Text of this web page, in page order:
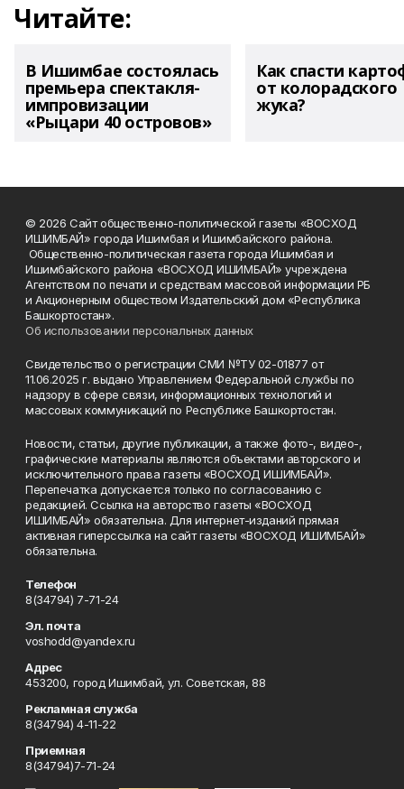
Читайте:
В Ишимбае состоялась
премьера спектакля-
импровизации
«Рыцари 40 островов»
Как спасти
от колорадского
жука?
© 2026 Сайт общественно-политической газеты «ВОСХОД
ИШИМБАЙ» города Ишимбая и Ишимбайского района.
Общественно-политическая газета города Ишимбая и
Ишимбайского района «ВОСХОД ИШИМБАЙ» учреждена
Агентством по печати и средствам массовой информации РБ
и Акционерным обществом Издательский дом «Республика
Башкортостан».
Об использовании персональных данных
Свидетельство о регистрации СМИ №ТУ 02-01877 от
11.06.2025 г. выдано Управлением Федеральной службы по
надзору в сфере связи, информационных технологий и
массовых коммуникаций по Республике Башкортостан.
Новости, статьи, другие публикации, а также фото-, видео-,
графические материалы являются объектами авторского и
исключительного права газеты «ВОСХОД ИШИМБАЙ».
Перепечатка допускается только по согласованию с
редакцией. Ссылка на авторство газеты «ВОСХОД
ИШИМБАЙ» обязательна. Для интернет-изданий прямая
активная гиперссылка на сайт газеты «ВОСХОД ИШИМБАЙ»
обязательна.
Телефон
8(34794) 7-71-24
Эл. почта
voshodd@yandex.ru
Адрес
453200, город Ишимбай, ул. Советская, 88
Рекламная служба
8(34794) 4-11-22
Приемная
8(34794)7-71-24